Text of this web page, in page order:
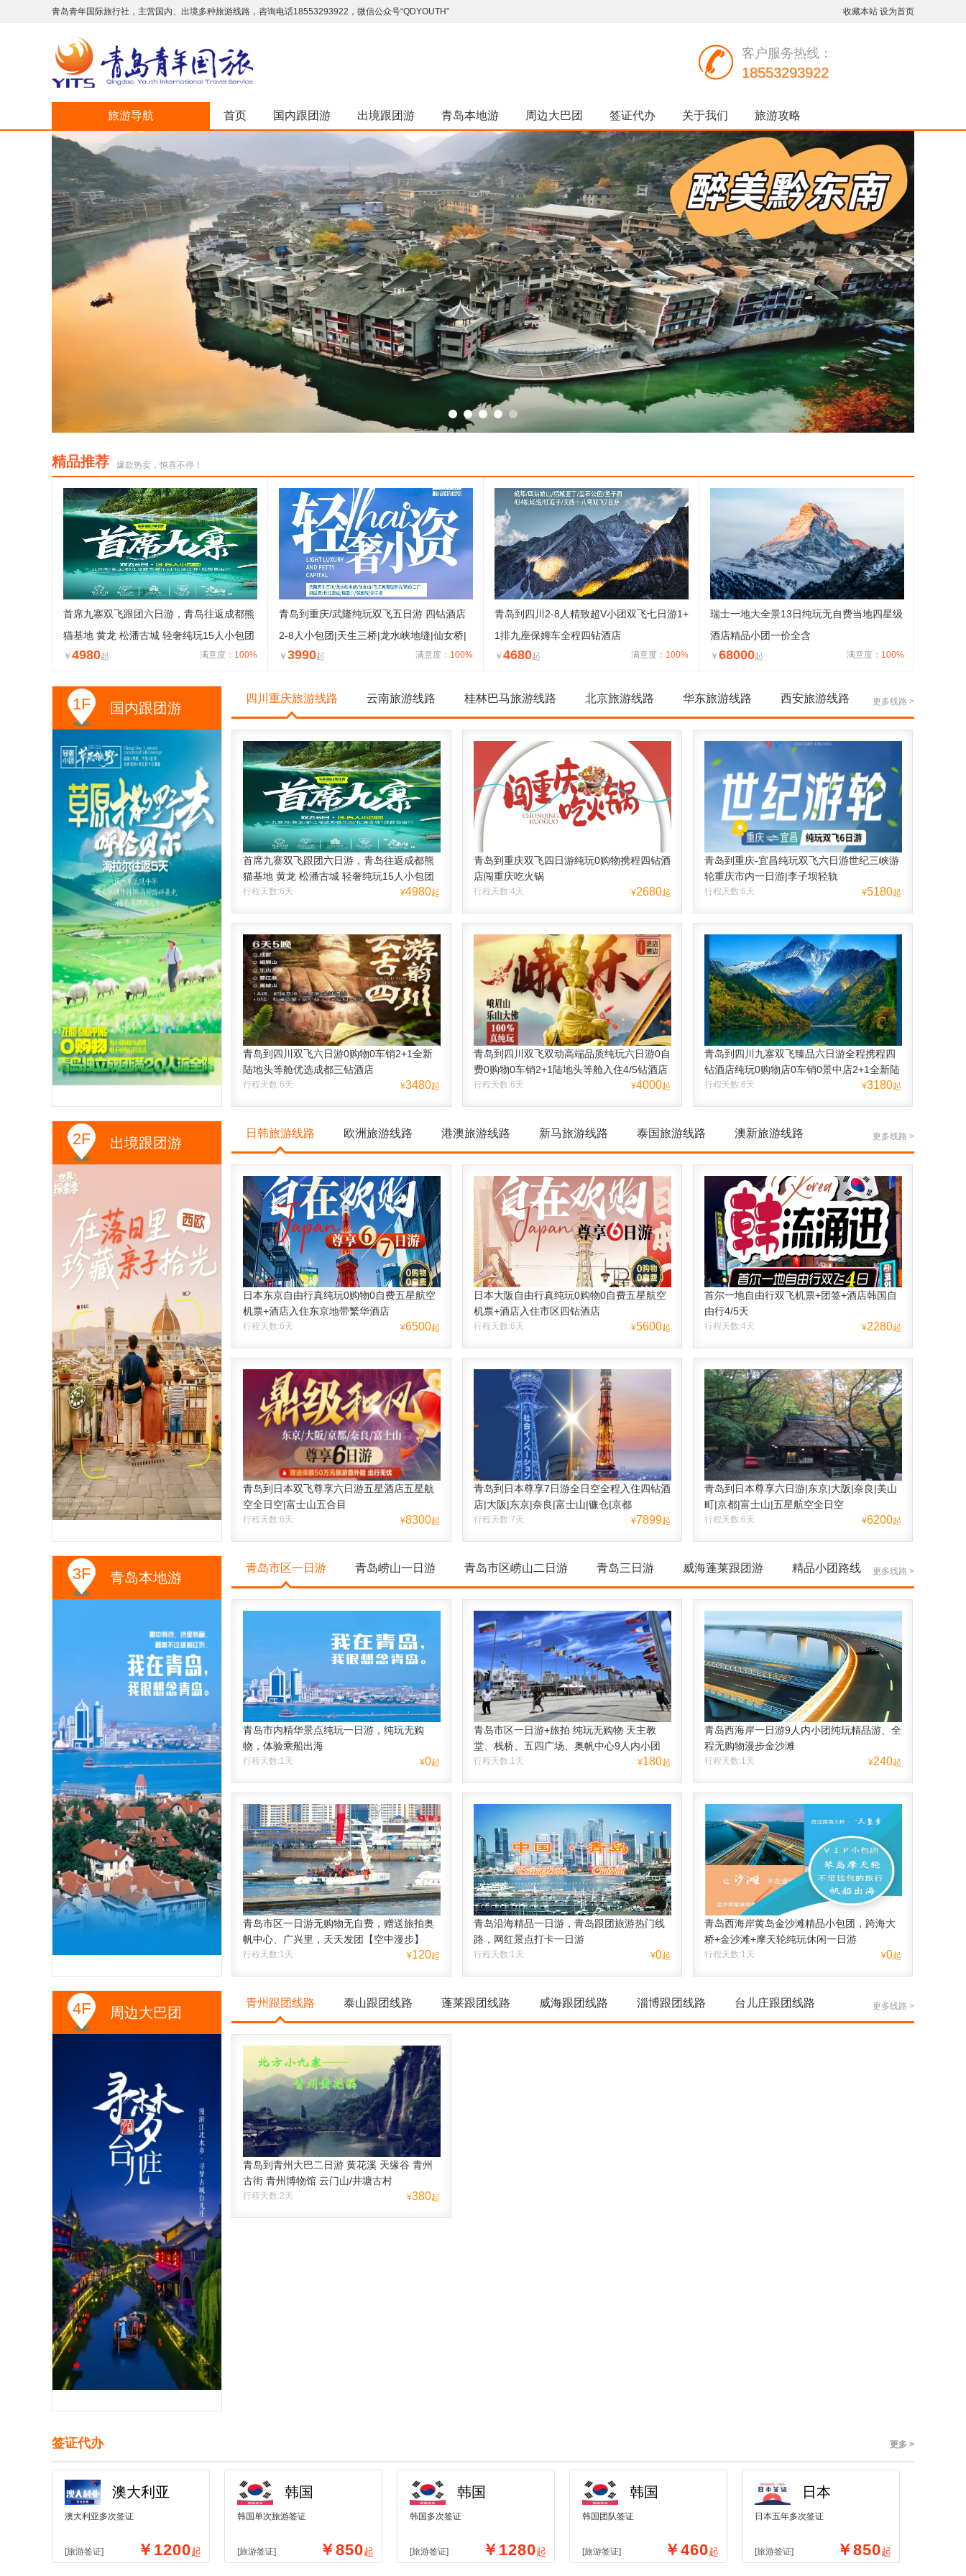
青岛青年国际旅行社，主营国内、出境多种旅游线路，咨询电话18553293922，微信公众号“QDYOUTH” 收藏本站 设为首页
客户服务热线：
18553293922
旅游导航 首页 国内跟团游 出境跟团游 青岛本地游 周边大巴团 签证代办 关于我们 旅游攻略
精品推荐 爆款热卖，惊喜不停！
首席九寨双飞跟团六日游，青岛往返成都熊
猫基地 黄龙 松潘古城 轻奢纯玩15人小包团
￥ 4980起 满意度： 100%
青岛到重庆/武隆纯玩双飞五日游 四钻酒店
2-8人小包团|天生三桥|龙水峡地缝|仙女桥|
乌江画廊
￥ 3990起 满意度： 100%
青岛到四川2-8人精致超V小团双飞七日游1+
1排九座保姆车全程四钻酒店
￥ 4680起 满意度： 100%
瑞士一地大全景13日纯玩无自费当地四星级
酒店精品小团一价全含
￥ 68000起 满意度： 100%
1F 国内跟团游
四川重庆旅游线路 云南旅游线路 桂林巴马旅游线路 北京旅游线路 华东旅游线路 西安旅游线路 更多线路 >
首席九寨双飞跟团六日游，青岛往返成都熊
猫基地 黄龙 松潘古城 轻奢纯玩15人小包团
行程天数:6天 ¥4980起
青岛到重庆双飞四日游纯玩0购物携程四钻酒
店闯重庆吃火锅
行程天数:4天 ¥2680起
青岛到重庆-宜昌纯玩双飞六日游世纪三峡游
轮重庆市内一日游|李子坝轻轨
行程天数:6天 ¥5180起
青岛到四川双飞六日游0购物0车销2+1全新
陆地头等舱优选成都三钻酒店
行程天数:6天 ¥3480起
青岛到四川双飞双动高端品质纯玩六日游0自
费0购物0车销2+1陆地头等舱入住4/5钻酒店
行程天数:6天 ¥4000起
青岛到四川九寨双飞臻品六日游全程携程四
钻酒店纯玩0购物店0车销0景中店2+1全新陆
地头等舱
行程天数:6天 ¥3180起
2F 出境跟团游
日韩旅游线路 欧洲旅游线路 港澳旅游线路 新马旅游线路 泰国旅游线路 澳新旅游线路 更多线路 >
日本东京自由行真纯玩0购物0自费五星航空
机票+酒店入住东京地带繁华酒店
行程天数:6天 ¥6500起
日本大阪自由行真纯玩0购物0自费五星航空
机票+酒店入住市区四钻酒店
行程天数:6天 ¥5600起
首尔一地自由行双飞机票+团签+酒店韩国自
由行4/5天
行程天数:4天 ¥2280起
青岛到日本双飞尊享六日游五星酒店五星航
空全日空|富士山五合目
行程天数:6天 ¥8300起
青岛到日本尊享7日游全日空全程入住四钻酒
店|大阪|东京|奈良|富士山|镰仓|京都
行程天数:7天 ¥7899起
青岛到日本尊享六日游|东京|大阪|奈良|美山
町|京都|富士山|五星航空全日空
行程天数:6天 ¥6200起
3F 青岛本地游
青岛市区一日游 青岛崂山一日游 青岛市区崂山二日游 青岛三日游 威海蓬莱跟团游 精品小团路线 更多线路 >
青岛市内精华景点纯玩一日游，纯玩无购
物，体验乘船出海
行程天数:1天 ¥0起
青岛市区一日游+旅拍 纯玩无购物 天主教
堂、栈桥、五四广场、奥帆中心9人内小团
行程天数:1天 ¥180起
青岛西海岸一日游9人内小团纯玩精品游、全
程无购物漫步金沙滩
行程天数:1天 ¥240起
青岛市区一日游无购物无自费，赠送旅拍奥
帆中心、广兴里，天天发团【空中漫步】
行程天数:1天 ¥120起
青岛沿海精品一日游，青岛跟团旅游热门线
路，网红景点打卡一日游
行程天数:1天 ¥0起
青岛西海岸黄岛金沙滩精品小包团，跨海大
桥+金沙滩+摩天轮纯玩休闲一日游
行程天数:1天 ¥0起
4F 周边大巴团
青州跟团线路 泰山跟团线路 蓬莱跟团线路 威海跟团线路 淄博跟团线路 台儿庄跟团线路 更多线路 >
青岛到青州大巴二日游 黄花溪 天缘谷 青州
古街 青州博物馆 云门山/井塘古村
行程天数:2天 ¥380起
签证代办 更多 >
澳大利亚
澳大利亚多次签证
￥1200起
[旅游签证]
韩国
韩国单次旅游签证
￥850起
[旅游签证]
韩国
韩国多次签证
￥1280起
[旅游签证]
韩国
韩国团队签证
￥460起
[旅游签证]
日本
日本五年多次签证
￥850起
[旅游签证]